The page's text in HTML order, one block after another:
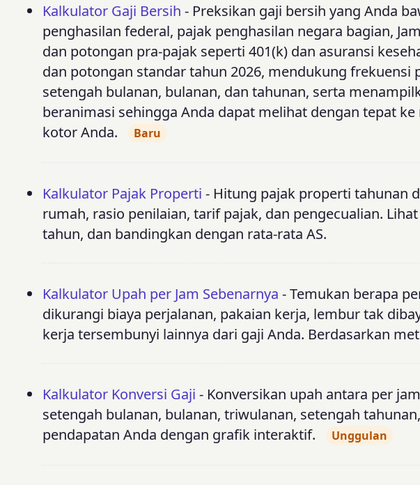
Kalkulator Gaji Bersih - Preksikan gaji bersih yang Anda
penghasilan federal, pajak penghasilan negara bagian,
dan potongan pra-pajak seperti 401(k) dan asuransi
dan potongan standar tahun 2026, mendukung
setengah bulanan, bulanan, dan tahunan, serta
beranimasi sehingga Anda dapat melihat dengan tepat
kotor Anda.
Baru
Kalkulator Pajak Properti - Hitung pajak properti tahunan
rumah, rasio penilaian, tarif pajak, dan pengecualian.
tahun, dan bandingkan dengan rata-rata AS.
Kalkulator Upah per Jam Sebenarnya - Temukan berapa
dikurangi biaya perjalanan, pakaian kerja, lembur tak
kerja tersembunyi lainnya dari gaji Anda. Berdasarkan
Kalkulator Konversi Gaji - Konversikan upah antara per
setengah bulanan, bulanan, triwulanan, setengah
pendapatan Anda dengan grafik interaktif.
Unggulan